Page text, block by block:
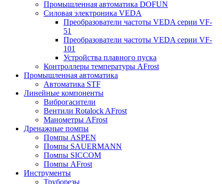
Промышленная автоматика DOFUN
Силовая электроника VEDA
Преобразователи частоты VEDA серии VF-
51
Преобразователи частоты VEDA серии VF-
101
Устройства плавного пуска
Контроллеры температуры AFrost
Промышленная автоматика
Автоматика STF
Линейные компоненты
Виброгасители
Вентили Rotalock AFrost
Манометры AFrost
Дренажные помпы
Помпы ASPEN
Помпы SAUERMANN
Помпы SICCOM
Помпы AFrost
Инструменты
Труборезы